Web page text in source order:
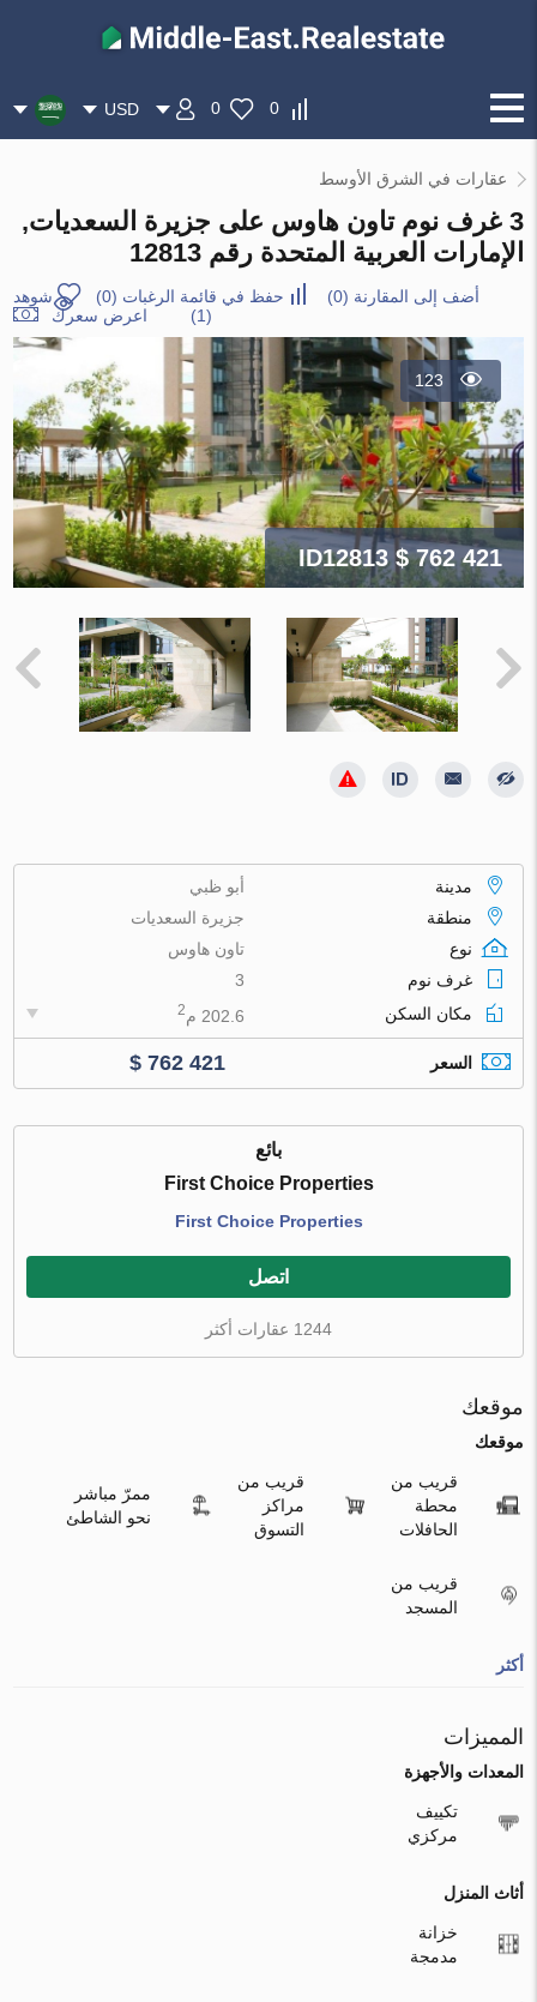
0
0
USD
عقارات في الشرق الأوسط
3 غرف نوم تاون هاوس على جزيرة السعديات,
الإمارات العربية المتحدة رقم 12813
أضف إلى المقارنة (
0
) حفظ في قائمة الرغبات (
0
)
شوهد
(1)
اعرض سعرك
123
ID12813$ 762 421
مدينة
أبو ظبي
منطقة
جزيرة السعديات
نوع
تاون هاوس
غرف نوم
3
مكان السكن
202.6 م 2
السعر $ 762 421
بائع
First Choice Properties
First Choice Properties
اتصل
1244 عقارات أكثر
موقعك
موقعك
قريب من
محطة
الحافلات
قريب من
مراكز
التسوق
ممرّ مباشر
نحو الشاطئ
قريب من
المسجد
أكثر
المميزات
المعدات والأجهزة
تكييف
مركزي
أثاث المنزل
خزانة
مدمجة